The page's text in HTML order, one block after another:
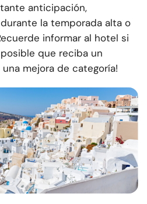
anticipación,
la temporada alta o
informar al hotel si
que reciba un
mejora de categoría!